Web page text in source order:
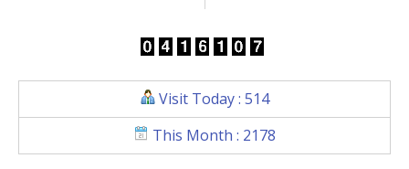
Visit Today : 514
This Month : 2178